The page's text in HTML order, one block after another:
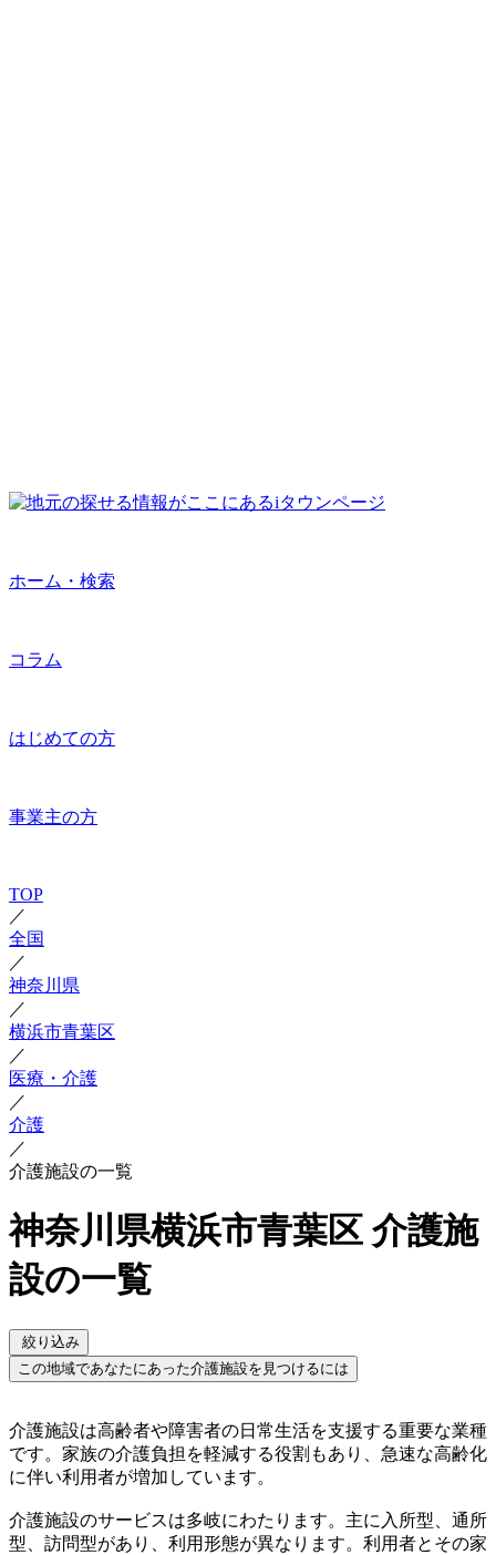
ホーム・検索
コラム
はじめての方
事業主の方
TOP
／
全国
／
神奈川県
／
横浜市青葉区
／
医療・介護
／
介護
／
介護施設の一覧
神奈川県横浜市青葉区 介護施
設の一覧
絞り込み
この地域であなたにあった介護施設を見つけるには
介護施設は高齢者や障害者の日常生活を支援する重要な業種
です。家族の介護負担を軽減する役割もあり、急速な高齢化
に伴い利用者が増加しています。
介護施設のサービスは多岐にわたります。主に入所型、通所
型、訪問型があり、利用形態が異なります。利用者とその家